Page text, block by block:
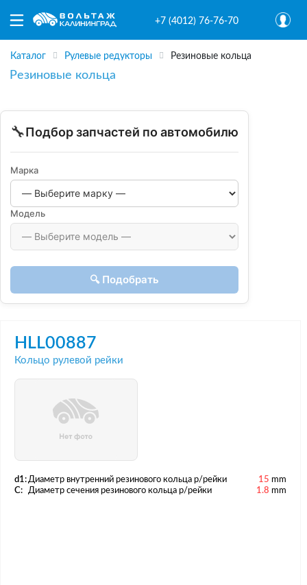
+7 (4012) 76-76-70
Каталог Рулевые редукторы Резиновые кольца
Резиновые кольца
🔧Подбор запчастей по автомобилю
Марка
Модель
🔍 Подобрать
HLL00887
Кольцо рулевой рейки
d1: Диаметр внутренний резинового кольца р/рейки 15 mm
C:
Диаметр сечения резинового кольца р/рейки 1.8 mm